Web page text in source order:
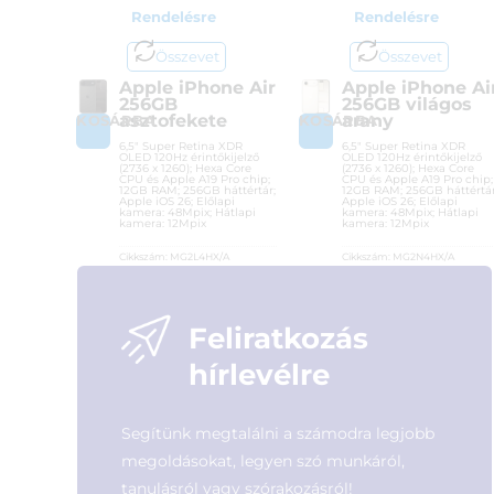
Rendelésre
Összevet
KOSÁRBA
Apple iPhone Air
256GB
asztofekete
6,5″ Super Retina XDR
OLED 120Hz érintőkijelző
(2736 x 1260); Hexa Core
CPU és Apple A19 Pro chip;
12GB RAM; 256GB háttértár;
Apple iOS 26; Előlapi
kamera: 48Mpix; Hátlapi
kamera: 12Mpix
Cikkszám: MG2L4HX/A
Garanciaidő:
ÁFA:27%
Azonosító:
54064
Rendelésre
Összevet
KOSÁRBA
Apple iPhone
256GB világos
arany
6,5″ Super Retina XDR
OLED 120Hz érintőkijelző
(2736 x 1260); Hexa Core
CPU és Apple A19 Pro chip;
12GB RAM; 256GB háttértár;
Apple iOS 26; Előlapi
kamera: 48Mpix; Hátlapi
kamera: 12Mpix
Cikkszám: MG2N4HX/A
ÁFA:27%
Feliratkozás
hírlevélre
Segítünk megtalálni a számodra legjobb
megoldásokat, legyen szó munkáról,
tanulásról vagy szórakozásról!